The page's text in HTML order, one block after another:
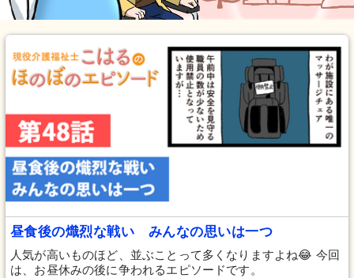
昼食後の熾烈な戦い みんなの思いは一つ
人気が高いものほど、並ぶことって多くなりますよね😂 今回
は、お昼休みの後に争われるエピソードです。